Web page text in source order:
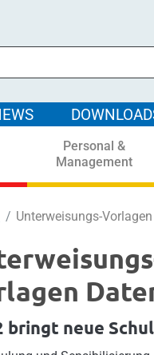
Personal &
Management
Unterweisungs-
bringt neue